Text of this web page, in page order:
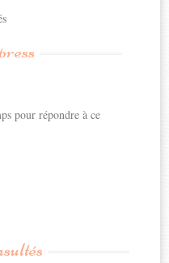
pour répondre à ce